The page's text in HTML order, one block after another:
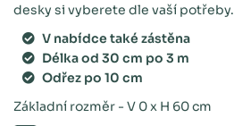
desky si vyberete dle vaší potřeby.
V nabídce také zástěna
Délka od 30 cm po 3 m
Odřez po 10 cm
Základní rozměr - V 0 x H 60 cm